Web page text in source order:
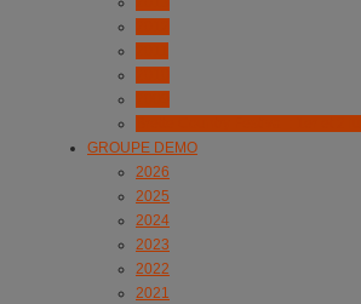
GROUPE DEMO
2026
2025
2024
2023
2022
2021